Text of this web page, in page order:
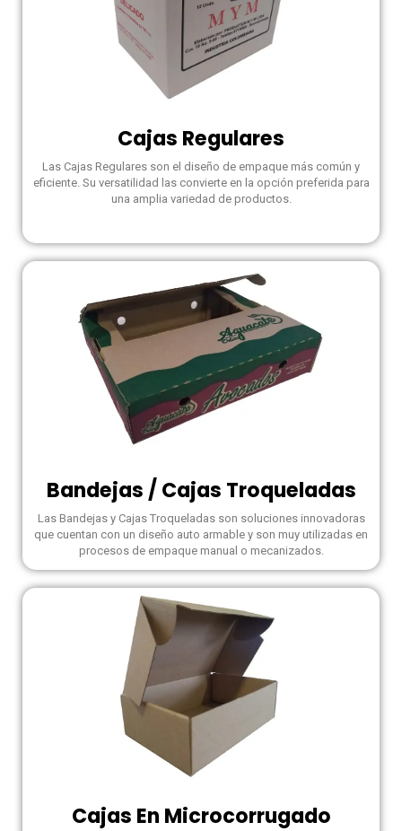
Cajas Regulares
Las Cajas Regulares son el diseño de empaque más común y
eficiente. Su versatilidad las convierte en la opción preferida para
una amplia variedad de productos.
Bandejas / Cajas Troqueladas
Las Bandejas y Cajas Troqueladas son soluciones innovadoras
que cuentan con un diseño auto armable y son muy utilizadas en
procesos de empaque manual o mecanizados.
Cajas En Microcorrugado